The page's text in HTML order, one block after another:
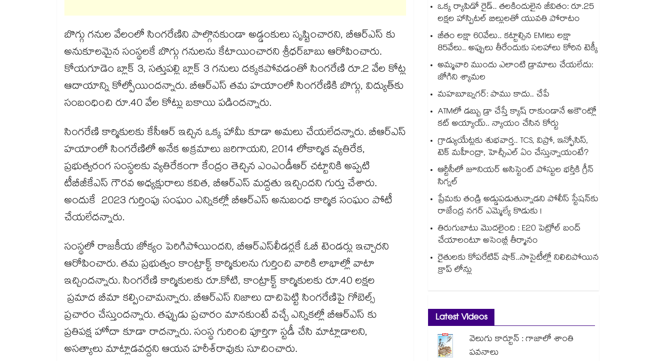
బొగ్గు గ‌‌‌‌నుల వేలంలో సింగ‌‌‌‌రేణిని పాల్గొన‌‌‌‌కుండా అడ్డంకులు సృష్టించారని, బీఆర్ఎస్ కు
అనుకూలమైన సంస్థలకే బొగ్గు గనులను కేటాయించారని శ్రీధర్​బాబు ఆరోపించారు.
కోయ‌‌‌‌గూడెం బ్లాక్ 3, స‌‌‌‌త్తుప‌‌‌‌ల్లి బ్లాక్ 3 గ‌‌‌‌నులు ద‌‌‌‌క్కకపోవడంతో సింగరేణి రూ.2 వేల కోట్ల
ఆదాయాన్ని కోల్పోయిందన్నారు. బీఆర్ఎస్ తమ హయాంలో సింగరేణికి బొగ్గు, విద్యుత్​కు
సంబంధించి రూ.40 వేల కోట్లు బ‌‌‌‌కాయి పడిందన్నారు.
సింగరేణి కార్మికులకు కేసీఆర్ ఇచ్చిన ఒక్క హామీ కూడా అమ‌‌‌‌లు చేయ‌‌‌‌లేదన్నారు. బీఆర్ఎస్
హయాంలో సింగరేణిలో అనేక అక్రమాలు జరిగాయని, 2014 లోకార్మిక వ్యతిరేక,
ప్రభుత్వరంగ సంస్థలకు వ్యతిరేకంగా కేంద్రం తెచ్చిన ఎంఎండీఆర్ చట్టానికి అప్పటి
టీబీజీకేఎస్ గౌరవ అధ్యక్షురాలు కవిత, బీఆర్ఎస్ మద్దతు ఇచ్చిందని గుర్తు చేశారు.
అందుకే 2023 గుర్తింపు సంఘం ఎన్నిక‌‌‌‌ల్లో బీఆర్ఎస్ అనుబంధ కార్మిక సంఘం పోటీ
చేయ‌‌‌‌లేదన్నారు.
సంస్థలో రాజకీయ జోక్యం పెరిగిపోయిందని, బీఆర్ఎస్​లీడర్లకే ఓబీ టెండర్లు ఇచ్చారని
ఆరోపించారు. తమ ప్రభుత్వం కాంట్రాక్ట్ కార్మికుల‌‌‌‌ను గుర్తించి వారికి లాభాల్లో వాటా
ఇచ్చిందన్నారు. సింగరేణి కార్మికులకు రూ.కోటి, కాంట్రాక్ట్ కార్మికులకు రూ.40 ల‌‌‌‌క్షల
ప్రమాద బీమా కల్పించామన్నారు. బీఆర్ఎస్ నిజాలు దాచిపెట్టి సింగరేణిపై గోబెల్స్
ప్రచారం చేస్తుందన్నారు. తప్పుడు ప్రచారం మానకుంటే వచ్చే ఎన్నికల్లో బీఆర్ఎస్ కు
ప్రతిప‌‌‌‌క్ష హోదా కూడా రాదన్నారు. సంస్థ గురించి పూర్తిగా స్టడీ చేసి మాట్లాడాలని,
అసత్యాలు మాట్లాడవద్దని ఆయన హరీశ్​రావుకు సూచించారు.
ఒక్క ర్యాపిడో రైడ్.. తలకిందులైన జీవితం: రూ.25
లక్షల హాస్పిటల్ బిల్లులతో యువతి పోరాటం
జీతం లక్షా 60వేలు.. కట్టాల్సిన EMIలు లక్షా
85వేలు.. అప్పులు తీరేందుకు సలహాలు కోరిన టెక్కీ
అమ్మవారి ముందు ఎలాంటి డ్రామాలు చేయలేదు:
జోగిని శ్యామల
మహబూబ్నగర్: పాము కాదు.. చేపే
ATMలో డబ్బు డ్రా చేస్తే క్యాష్ రాకుండానే అకౌంట్లో
కట్ అయ్యాయ్.. న్యాయం చేసిన కోర్టు
గ్రాడ్యుయేట్లకు శుభవార్త.. TCS, విప్రో, ఇన్ఫోసిస్,
టెక్ మహీంద్రా, హెచ్సీఎల్ ఏం చేస్తున్నాయంటే?
ఆర్టీసీలో జూనియర్ అసిస్టెంట్‌‌ పోస్టుల భర్తీకి గ్రీన్‌‌
సిగ్నల్
ప్రేమకు తండ్రి అడ్డుపడుతున్నాడని పోలీస్ స్టేషన్⁪కు
రాజేంద్ర నగర్ ఎమ్మెల్యే కొడుకు !
తిరుగుబాటు మొదలైంది : E20 పెట్రోల్ బంద్
చేయాలంటూ అసెంబ్లీ తీర్మానం
రైతులకు కోపరేటివ్ షాక్..సొసైటీల్లో నిలిచిపోయిన
క్రాప్ లోన్లు
Latest Videos
వెలుగు కార్టూన్ : గాజాలో శాంతి
పవనాలు